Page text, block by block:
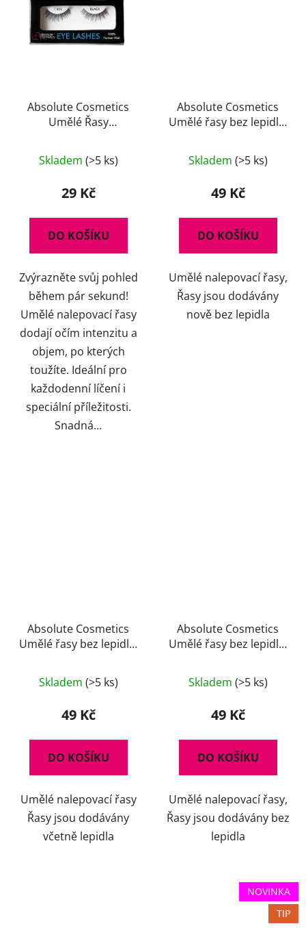
Absolute Cosmetics
Umělé Řasy
Skladem (>5 ks)
29 Kč
DO KOŠÍKU
Zvýrazněte svůj pohled
během pár sekund!
Umělé nalepovací řasy
dodají očím intenzitu a
objem, po kterých
toužíte. Ideální pro
každodenní líčení i
speciální příležitosti.
Snadná...
Absolute Cosmetics
Umělé řasy bez lepidla,
Skladem (>5 ks)
49 Kč
DO KOŠÍKU
Umělé nalepovací řasy,
Řasy jsou dodávány
nově bez lepidla
Absolute Cosmetics
Umělé řasy bez lepidla,
Skladem (>5 ks)
49 Kč
DO KOŠÍKU
Umělé nalepovací řasy
Řasy jsou dodávány
včetně lepidla
Absolute Cosmetics
Umělé řasy bez lepidla,
Skladem (>5 ks)
49 Kč
DO KOŠÍKU
Umělé nalepovací řasy,
Řasy jsou dodávány bez
lepidla
NOVINKA
TIP